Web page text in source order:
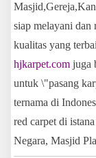
siap melayani dan
kualitas yang
hjkarpet.com juga
untuk \"pasang
ternama di
red carpet di
Negara, Masjid